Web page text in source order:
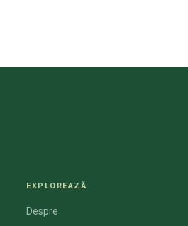
EXPLOREAZĂ
Despre